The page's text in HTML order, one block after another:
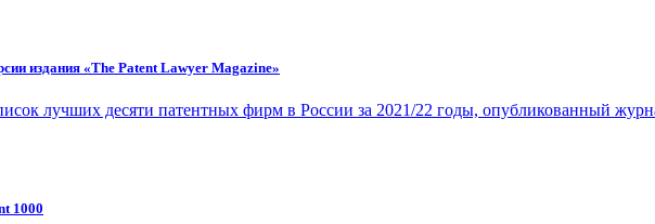
издания «The Patent Lawyer Magazine»
лучших десяти патентных фирм в России за 2021/22 годы, опубликованный
1000